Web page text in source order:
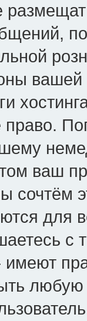
ваш
сочтём
для